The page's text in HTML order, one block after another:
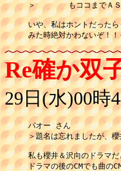
＞       もココまでＡＳ
いや、私はホントだった
みた時絶対かわないぞ！
Re確か
29日(水)00時
バオー さん
＞題名は忘れましたが、
私も櫻井＆沢向のドラマだ
ドラマの後のCMでも曲の